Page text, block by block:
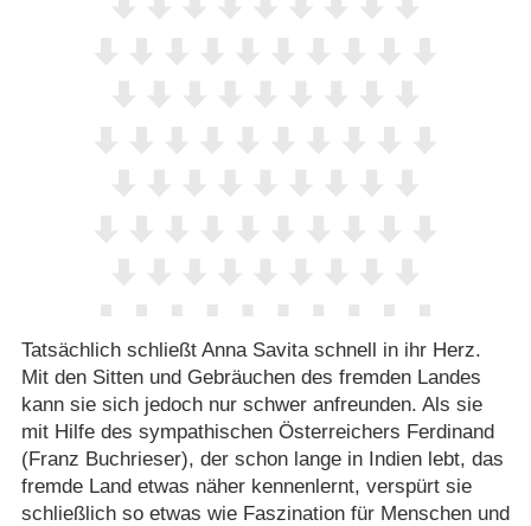
Tatsächlich schließt Anna Savita schnell in ihr Herz.
Mit den Sitten und Gebräuchen des fremden Landes
kann sie sich jedoch nur schwer anfreunden. Als sie
mit Hilfe des sympathischen Österreichers Ferdinand
(Franz Buchrieser), der schon lange in Indien lebt, das
fremde Land etwas näher kennenlernt, verspürt sie
schließlich so etwas wie Faszination für Menschen und